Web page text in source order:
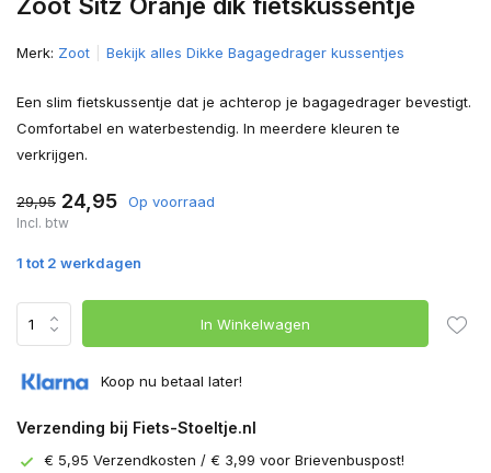
Merk: Zoot Bekijk alles Dikke Bagagedrager kussentjes
Een slim fietskussentje dat je achterop je bagagedrager bevestigt.
Comfortabel en waterbestendig. In meerdere kleuren te
verkrijgen.
29,95 24,95 Op voorraad
Incl. btw
1 tot 2 werkdagen
In Winkelwagen
Koop nu betaal later!
Verzending bij Fiets-Stoeltje.nl
€ 5,95 Verzendkosten / € 3,99 voor Brievenbuspost!